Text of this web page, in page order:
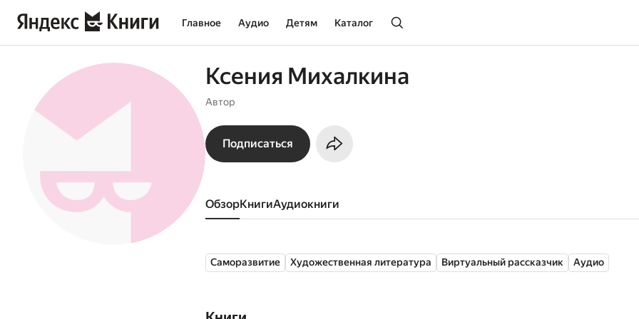
Главное Аудио Детям Каталог
Ксения Михалкина
Автор
Подписаться
Обзор книги аудиокниги
Саморазвитие Художественная литература Виртуальный рассказчик Аудио